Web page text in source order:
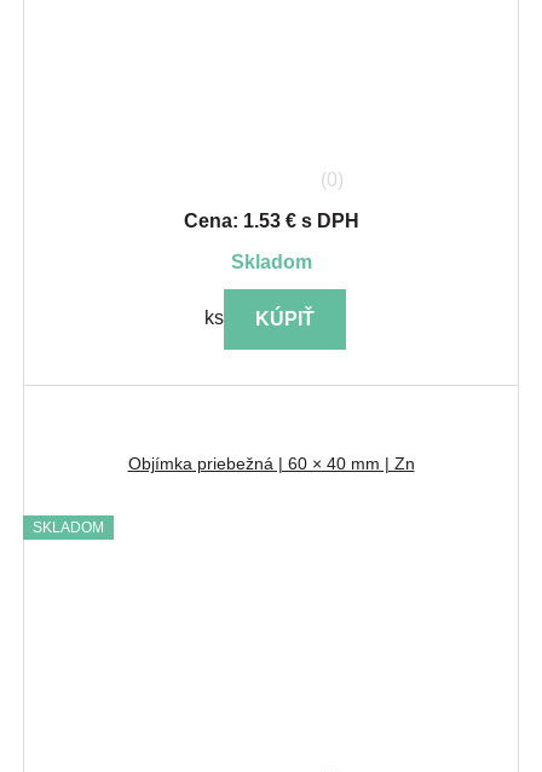
(0)
Cena: 1.53 € s DPH
skladom
ks KÚPIŤ
Objímka priebežná | 60 × 40 mm | Zn
SKLADOM